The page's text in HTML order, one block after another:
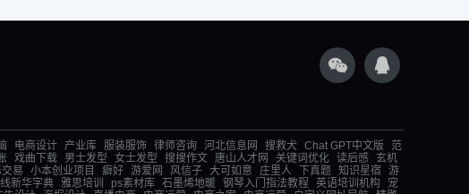
电商设计 产业库 服装服饰 律师咨询 河北信息网 搜救犬 Chat GPT中文版
范
戏曲下载 男士发型 女士发型 搜搜作文 唐山人才网 关键词优化 读后感 玄机
易 小本创业项目 癖好 游爱网 风信子 大可如意 庄里人 下真题 知识星宿
游
新华字典 雅思培训 ps素材库 石墨烯地暖 钢琴入门指法教程 英语培训机构
宠